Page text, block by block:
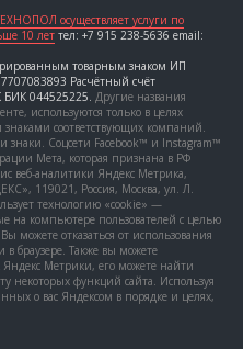
осуществляет услуги по
10 лет тел: +7 915 238-5636 email:
товарным знаком ИП
Расчётный счёт
044525225. Другие названия
используются только в целях
соответствующих компаний.
знаки. Соцсети Facebook™ и Instagram™
Мета, которая признана в РФ
веб-аналитики Яндекс Метрика,
119021, Россия, Москва, ул. Л.
технологию «cookie» —
на компьютере пользователей с целью
можете отказаться от использования
в браузере. Также вы можете
Метрики, его можете найти
некоторых функций сайта. Используя
о вас Яндексом в порядке и целях,